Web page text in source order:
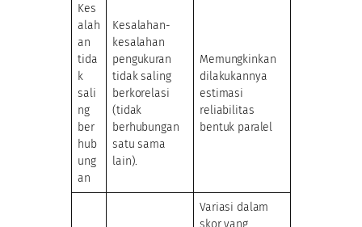
Kes
alah
an
tida
k
sali
ng
ber
hub
ung
an
Kesalahan-
kesalahan
pengukuran
tidak saling
berkorelasi
(tidak
berhubungan
satu sama
lain).
Memungkinkan
dilakukannya
estimasi
reliabilitas
bentuk paralel
Variasi dalam
skor yang